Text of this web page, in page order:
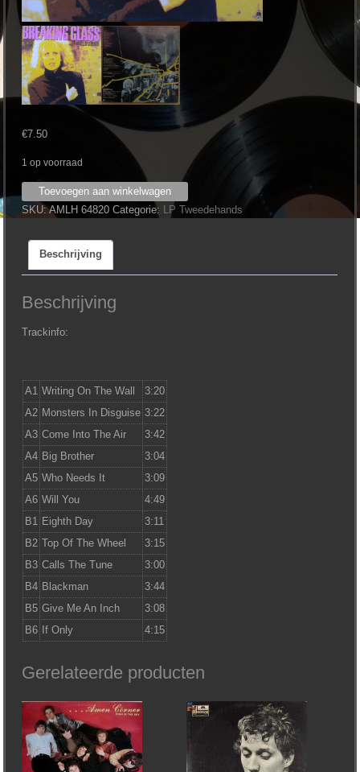
€7.50
1 op voorraad
Hazel
O'Connor
Breaking
Glass
aantal
Toevoegen aan winkelwagen
SKU:AMLH 64820 Categorie: LP Tweedehands
Beschrijving
Beschrijving
Trackinfo:
A1 Writing On The Wall
3:20
A2 Monsters In Disguise 3:22
A3 Come Into The Air
3:42
A4 Big Brother
3:04
A5 Who Needs It
3:09
A6 Will You
4:49
B1
Eighth Day
3:11
B2 Top Of The Wheel
3:15
B3 Calls The Tune
3:00
B4 Blackman
3:44
B5 Give Me An Inch
3:08
B6 If Only 4:15
Gerelateerde producten